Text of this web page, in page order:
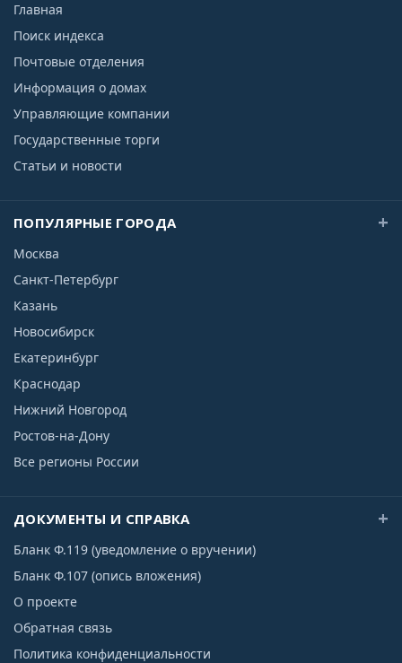
Главная
Поиск индекса
Почтовые отделения
Информация о домах
Управляющие компании
Государственные торги
Статьи и новости
ПОПУЛЯРНЫЕ ГОРОДА
Москва
Санкт-Петербург
Казань
Новосибирск
Екатеринбург
Краснодар
Нижний Новгород
Ростов-на-Дону
Все регионы России
ДОКУМЕНТЫ И СПРАВКА
Бланк Ф.119 (уведомление о вручении)
Бланк Ф.107 (опись вложения)
О проекте
Обратная связь
Политика конфиденциальности